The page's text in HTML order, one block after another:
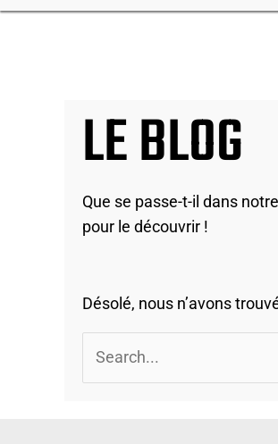
LE BLOG
Que se passe-t-il dans
pour le découvrir !
Désolé, nous n’avons